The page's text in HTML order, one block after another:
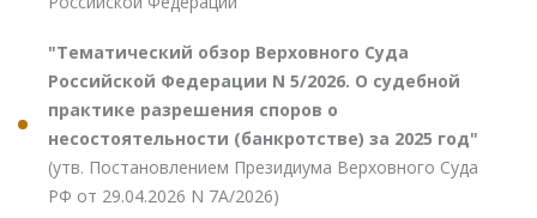
"Тематический обзор Верховного Суда
Российской Федерации N 5/2026. О судебной
практике разрешения споров о
несостоятельности (банкротстве) за 2025 год"
(утв. Постановлением Президиума Верховного Суда
РФ от 29.04.2026 N 7А/2026)